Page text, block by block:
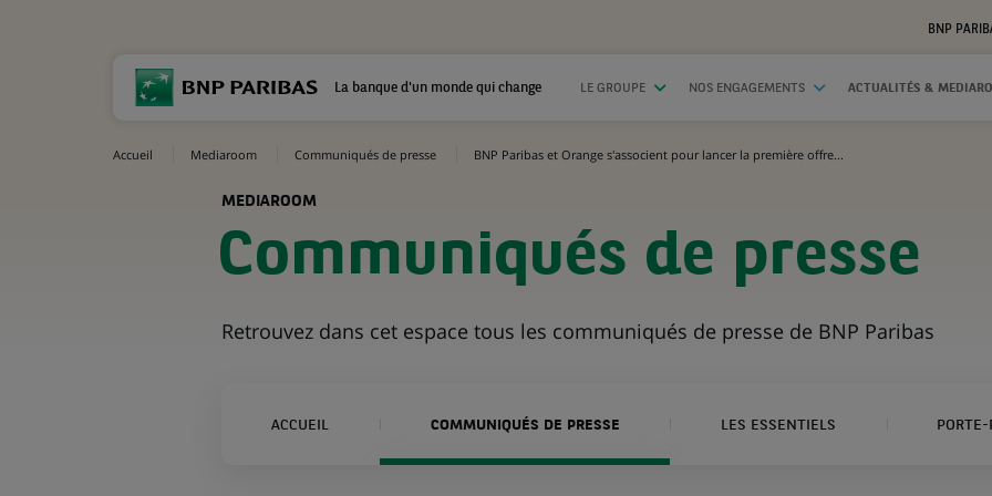
BNP
La banque d'un monde qui change LE GROUPE NOS ENGAGEMENTS ACTUALITÉS &
Accueil Mediaroom Communiqués de presse BNP Paribas et Orange s'associent pour lancer la première offre...
MEDIAROOM
Communiqués de presse
Retrouvez dans cet espace tous les communiqués de presse de BNP Paribas
ACCUEIL COMMUNIQUÉS DE PRESSE LES ESSENTIELS PORTE-